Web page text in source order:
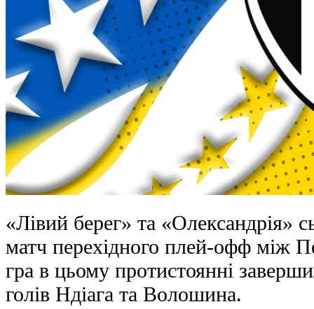
«Лівий берег» та «Олександрія»
матч перехідного плей-офф
гра в цьому протистоянні
голів Ндіага та Волошина.